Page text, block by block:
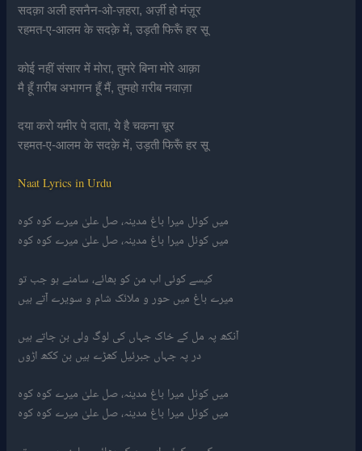
सदक़ा अली हसनैन-ओ-ज़हरा, अर्ज़ी हो मंज़ूर
रहमत-ए-आलम के सदक़े में, उड़ती फिरूँ हर सू
कोई नहीं संसार में मोरा, तुमरे बिना मोरे आक़ा
मै हूँ ग़रीब अभागन हूँ मैं, तुमहो ग़रीब नवाज़ा
दया करो यमीर पे दाता, ये है चकना चूर
रहमत-ए-आलम के सदक़े में, उड़ती फिरूँ हर सू
Naat Lyrics in Urdu
میں کوئل میرا باغ مدینہ، صل علیٰ میرے کوہ کوہ
میں کوئل میرا باغ مدینہ، صل علیٰ میرے کوہ کوہ
کیسے کوئی اب من کو بھائے، سامنے ہو جب تو
میرے باغ میں حور و ملائک شام و سویرے آتے ہیں
آنکھ پہ مل کے خاک جہاں کی لوگ ولی بن جاتے ہیں
در پہ جہاں جبرئیل کھڑے ہیں بن ککھ اڑوں
میں کوئل میرا باغ مدینہ، صل علیٰ میرے کوہ کوہ
میں کوئل میرا باغ مدینہ، صل علیٰ میرے کوہ کوہ